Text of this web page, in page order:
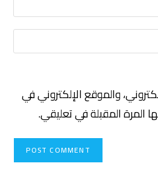
والموقع الإلكتروني في
المرة المقبلة في تعليقي.